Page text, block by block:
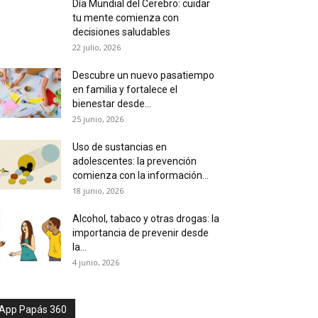
Día Mundial del Cerebro: cuidar
tu mente comienza con
decisiones saludables
22 julio, 2026
Descubre un nuevo pasatiempo
en familia y fortalece el
bienestar desde...
25 junio, 2026
Uso de sustancias en
adolescentes: la prevención
comienza con la información...
18 junio, 2026
Alcohol, tabaco y otras drogas: la
importancia de prevenir desde
la...
4 junio, 2026
Papás 360